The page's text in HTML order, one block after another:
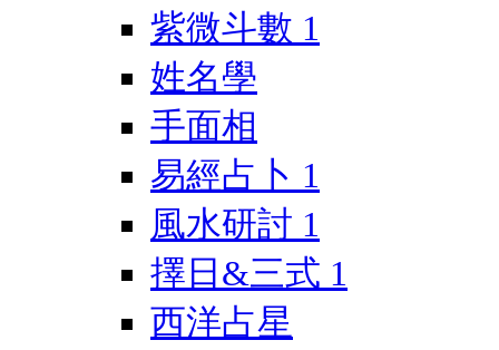
紫微斗數 1
姓名學
手面相
易經占卜 1
風水研討 1
擇日&三式 1
西洋占星